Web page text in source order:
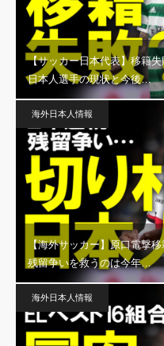
【サッカー日本代表】移籍
日本人選手の現状と今後…
海外日本人情報
【海外サッカー】原口電撃
残留争いを救うのは今年…
海外日本人情報